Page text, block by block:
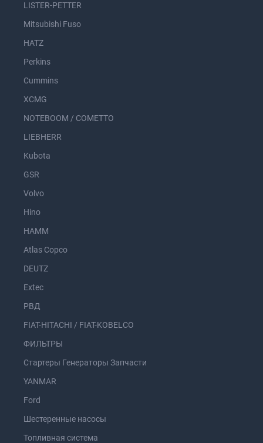
LISTER-PETTER
Mitsubishi Fuso
HATZ
Perkins
Cummins
XCMG
NOTEBOOM / COMETTO
LIEBHERR
Kubota
GSR
Volvo
Hino
HAMM
Atlas Copco
DEUTZ
Extec
РВД
FIAT-HITACHI / FIAT-KOBELCO
ФИЛЬТРЫ
Стартеры Генераторы Запчасти
YANMAR
Ford
Шестеренные насосы
Топливная система